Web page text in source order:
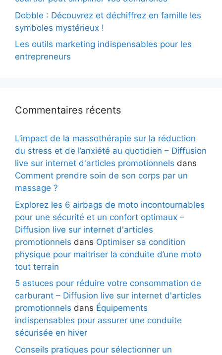
Dobble : Découvrez et déchiffrez en famille les
symboles mystérieux !
Les outils marketing indispensables pour les
entrepreneurs
Commentaires récents
L’impact de la massothérapie sur la réduction
du stress et de l’anxiété au quotidien – Diffusion
live sur internet d'articles promotionnels dans
Comment prendre soin de son corps par un
massage ?
Explorez les 6 airbags de moto incontournables
pour une sécurité et un confort optimaux –
Diffusion live sur internet d'articles
promotionnels dans Optimiser sa condition
physique pour maitriser la conduite d’une moto
tout terrain
5 astuces pour réduire votre consommation de
carburant – Diffusion live sur internet d'articles
promotionnels dans Équipements
indispensables pour assurer une conduite
sécurisée en hiver
Conseils pratiques pour sélectionner un